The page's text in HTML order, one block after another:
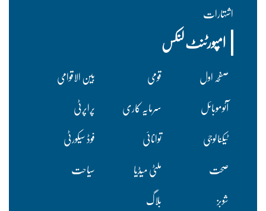
اشتہارات
امپورٹنٹ لنکس
صفحہ اول قومی
بین الاقوامی
آٹوموبائل
سرمایہ کاری
پراپرٹی
ٹیکنالوجی
توانائی
فوڈ سیکورٹی
صحت
ملٹی میڈیا
سیاحت
شوبز
بلاگ